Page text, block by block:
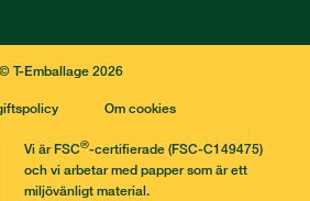
T-Emballage 2026
Om cookies
Vi är FSC®-certifierade (FSC-C149475)
och vi arbetar med papper som är ett
miljövänligt material.